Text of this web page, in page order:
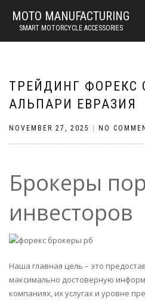
MOTO MANUFACTURING
SMART MOTORCYCLE ACCESSORIES
ТРЕЙДИНГ ФОРЕКС
АЛЬПАРИ ЕВРАЗИЯ
NOVEMBER 27, 2025 NO
Брокеры
инвесторов
Наша главная цель – это
максимально достоверную
компаниях, их услугах и уровне